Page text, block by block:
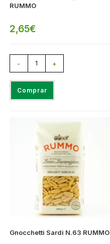
RUMMO
2,65€
- +
Comprar
Gnocchetti Sardi N.63 RUMMO